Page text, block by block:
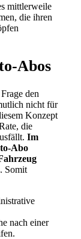
mittlerweile
die ihren
Abos
den
nicht für
Konzept
die
Im
Abo
. Somit
nach einer